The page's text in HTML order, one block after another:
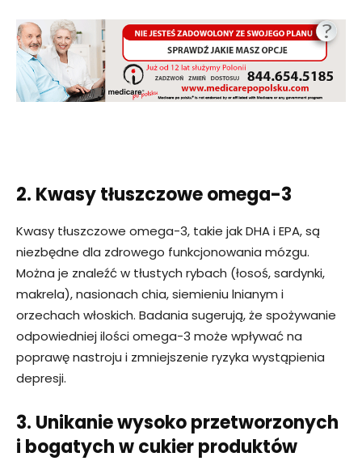
2. Kwasy tłuszczowe omega-3
Kwasy tłuszczowe omega-3, takie jak DHA i EPA, są
niezbędne dla zdrowego funkcjonowania mózgu.
Można je znaleźć w tłustych rybach (łosoś, sardynki,
makrela), nasionach chia, siemieniu lnianym i
orzechach włoskich. Badania sugerują, że spożywanie
odpowiedniej ilości omega-3 może wpływać na
poprawę nastroju i zmniejszenie ryzyka wystąpienia
depresji.
3. Unikanie wysoko przetworzonych
i bogatych w cukier produktów